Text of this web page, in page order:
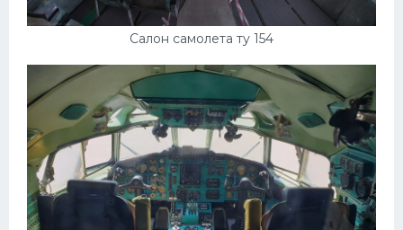
Салон самолета ту 154
Додж
Эмблемы
Спецтехника